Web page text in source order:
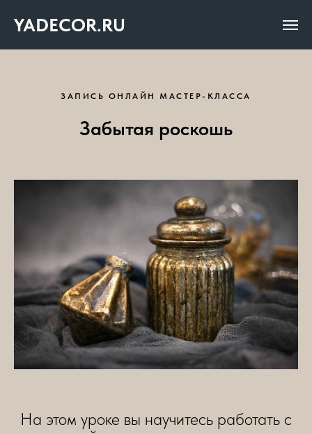
YADECOR.RU
ЗАПИСЬ ОНЛАЙН МАСТЕР-КЛАССА
Забытая роскошь
На этом уроке вы научитесь работать с